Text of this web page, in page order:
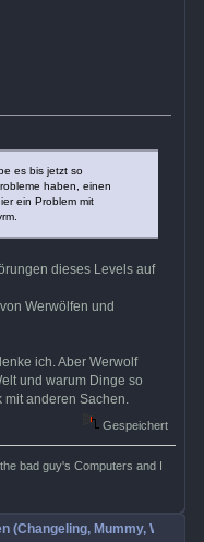
es bis jetzt so
haben, einen
ein Problem mit
dieses Levels auf
Werwölfen und
ich. Aber Werwolf
und warum Dinge so
anderen Sachen.
Gespeichert
bad guy's Computers and I
(Changeling, Mummy, Wrath